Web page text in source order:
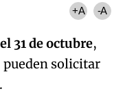
+A -A
31 de octubre,
pueden solicitar